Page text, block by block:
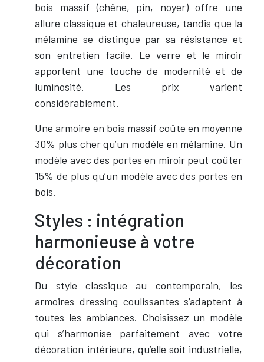
bois massif (chêne, pin, noyer) offre une
allure classique et chaleureuse, tandis que la
mélamine se distingue par sa résistance et
son entretien facile. Le verre et le miroir
apportent une touche de modernité et de
luminosité. Les prix varient
considérablement.
Une armoire en bois massif coûte en moyenne
30% plus cher qu’un modèle en mélamine. Un
modèle avec des portes en miroir peut coûter
15% de plus qu’un modèle avec des portes en
bois.
Styles : intégration
harmonieuse à votre
décoration
Du style classique au contemporain, les
armoires dressing coulissantes s’adaptent à
toutes les ambiances. Choisissez un modèle
qui s’harmonise parfaitement avec votre
décoration intérieure, qu’elle soit industrielle,